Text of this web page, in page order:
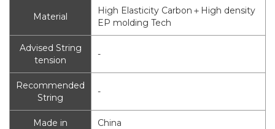
Material
High Elasticity Carbon＋High density
EP molding Tech
Advised String
tension
-
Recommended
String
-
Made in China